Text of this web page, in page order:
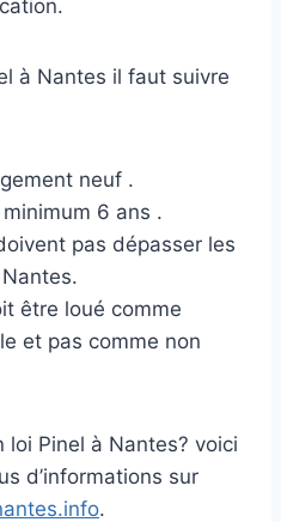
à Nantes il faut suivre
neuf .
6 ans .
pas dépasser les
être loué comme
et pas comme non
loi Pinel à Nantes? voici
d’informations sur
.